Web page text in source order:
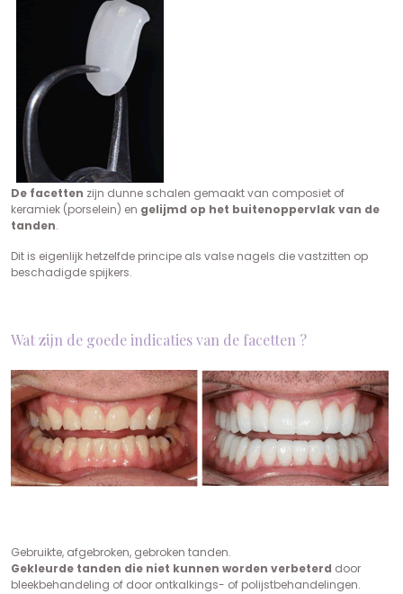
De facetten zijn dunne schalen gemaakt van composiet of
keramiek (porselein) en gelijmd op het buitenoppervlak van de
tanden.
Dit is eigenlijk hetzelfde principe als valse nagels die vastzitten op
beschadigde spijkers.
Wat zijn de goede indicaties van de facetten ?
Gebruikte, afgebroken, gebroken tanden.
Gekleurde tanden die niet kunnen worden verbeterd door
bleekbehandeling of door ontkalkings- of polijstbehandelingen.